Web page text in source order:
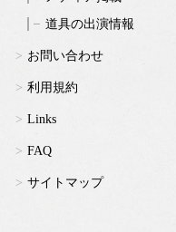
道具の出演情報
お問い合わせ
利用規約
Links
FAQ
サイトマップ